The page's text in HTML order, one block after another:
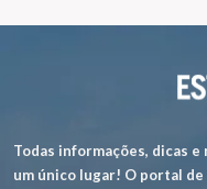
Todas informações, dicas
um único lugar! O portal de